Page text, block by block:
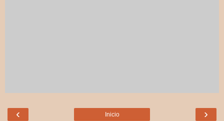
‹ ›
Inicio